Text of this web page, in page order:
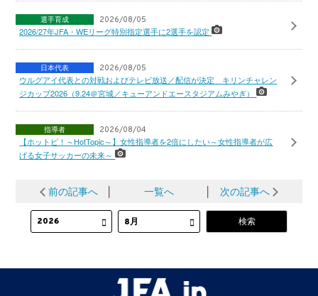
選手育成 2026/08/05
2026/27年JFA・WEリーグ特別指定選手に2選手を認定
日本代表 2026/08/05
ウルグアイ代表との対戦およびテレビ放送／配信が決定 キリンチャレン
ジカップ2026（9.24＠宮城／キューアンドエースタジアムみやぎ）
指導者 2026/08/04
【ホットピ！～HotTopic～】女性指導者を2倍にしたい～女性指導者が広
げる女子サッカーの未来～
前の記事へ 一覧へ 次の記事へ